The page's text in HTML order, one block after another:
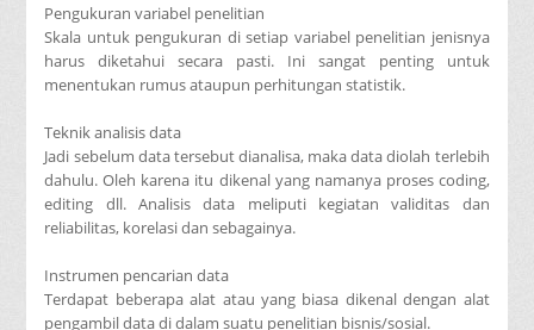
Pengukuran variabel penelitian
Skala untuk pengukuran di setiap variabel penelitian jenisnya
harus diketahui secara pasti. Ini sangat penting untuk
menentukan rumus ataupun perhitungan statistik.
Teknik analisis data
Jadi sebelum data tersebut dianalisa, maka data diolah terlebih
dahulu. Oleh karena itu dikenal yang namanya proses coding,
editing dll. Analisis data meliputi kegiatan validitas dan
reliabilitas, korelasi dan sebagainya.
Instrumen pencarian data
Terdapat beberapa alat atau yang biasa dikenal dengan alat
pengambil data di dalam suatu penelitian bisnis/sosial.